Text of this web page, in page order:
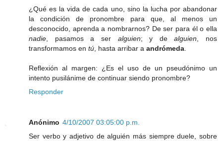
¿Qué es la vida de cada uno, sino la lucha por abandonar
la condición de pronombre para que, al menos un
desconocido, aprenda a nombrarnos? De ser para él o ella
nadie , pasamos a ser alguien; y dealguien , nos
transformamos en tú , hasta arribar a andrómeda
Reflexión al margen: ¿Es el uso de un pseudónimo un
intento pusilánime de continuar siendo pronombre?
Responder
Anónimo 4/10/2007 03:05:00 p.m.
Ser verbo y adjetivo de alguién más siempre duele, sobre